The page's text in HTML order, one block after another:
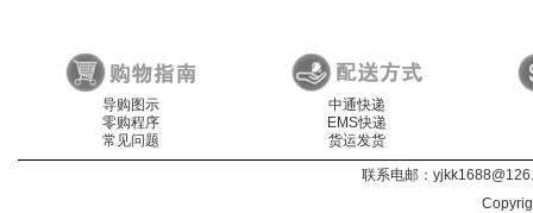
导购图示
零购程序
常见问题
中通快递
EMS快递
货运发货
联系电邮：